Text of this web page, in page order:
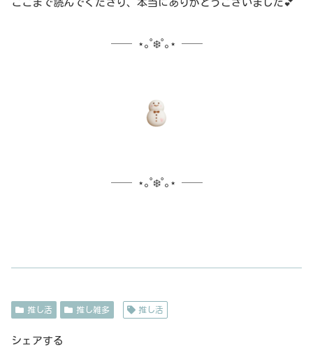
ここまで読んでくださり、本当にありがとうございました💕
── ⋆｡˚❄️˚｡⋆ ──
── ⋆｡˚❄️˚｡⋆ ──
推し活 推し雑多 推し活
シェアする